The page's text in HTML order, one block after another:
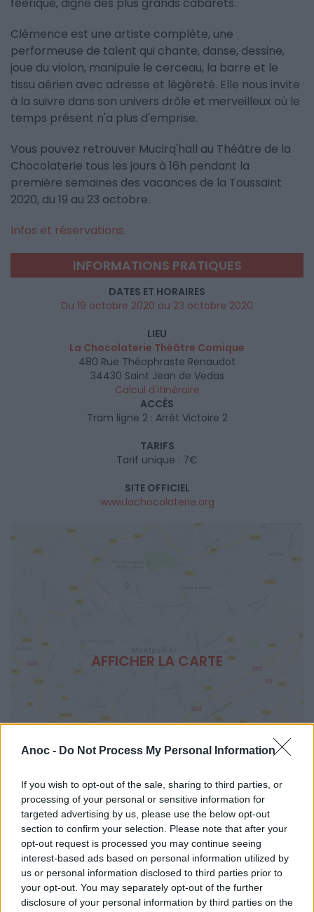
Anoc - Do Not Process My Personal Information
If you wish to opt-out of the sale, sharing to third parties, or
processing of your personal or sensitive information for
targeted advertising by us, please use the below opt-out
section to confirm your selection. Please note that after your
opt-out request is processed you may continue seeing
interest-based ads based on personal information utilized by
us or personal information disclosed to third parties prior to
your opt-out. You may separately opt-out of the further
disclosure of your personal information by third parties on the
féerique, digne des plus grands cabarets.
Clémence est une artiste complète, une
performeuse de talent qui chante, danse, dessine,
joue du violon, manipule le cerceau, la barre et le
tissu aérien avec adresse et légèreté. Elle nous invite
à la suivre dans son univers drôle et merveilleux où le
temps présent n'a plus d'emprise.
Vous pouvez retrouver Mucirq'hall au Théâtre de la
Chocolaterie tous les jours à 16h pendant la
première semaines des vacances de la Toussaint
2020, du 19 au 23 octobre.
Infos et réservations.
INFORMATIONS PRATIQUES
DATES ET HORAIRES
Du 19 octobre 2020 au 23 octobre 2020
LIEU
La Chocolaterie Théâtre Comique
480 Rue Théophraste Renaudot
34430 Saint Jean de Vedas
Calcul d'itinéraire
ACCÈS
Tram ligne 2 : Arrêt Victoire 2
TARIFS
Tarif unique : 7€
SITE OFFICIEL
www.lachocolaterie.org
AFFICHER LA CARTE
Mots-clés : spectacle enfant montpellier,saint jean de
vedas,Hérault,sortir en famille,que faire avec les enfants
pendant les vacances
À LIRE AUSSI...